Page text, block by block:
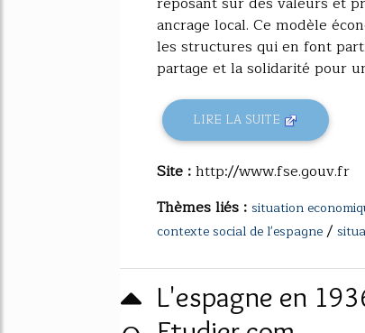
ancrage local. Ce modèle
les structures qui en font
partage et la solidarité pour
LIRE LA SUITE
Site :http://www.fse.gouv.fr
Thèmes liés : situation
contexte social de l'espagne/
L'espagne en